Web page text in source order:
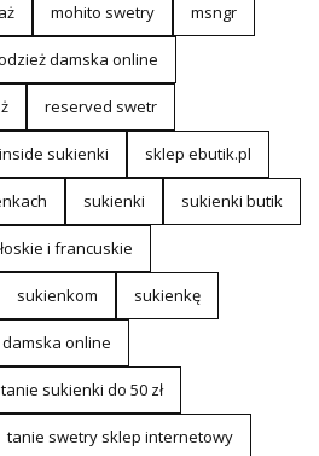
mohito swetry msngr
damska online
reserved swetr
sukienki sklep ebutik.pl
sukienki sukienki butik
i francuskie
sukienkom sukienkę
online
tanie sukienki do 50 zł
tanie swetry sklep internetowy